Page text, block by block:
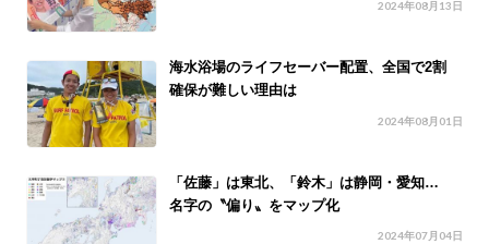
2024年08月13日
海水浴場のライフセーバー配置、全国で2割
確保が難しい理由は
2024年08月01日
「佐藤」は東北、「鈴木」は静岡・愛知…
名字の〝偏り〟をマップ化
2024年07月04日